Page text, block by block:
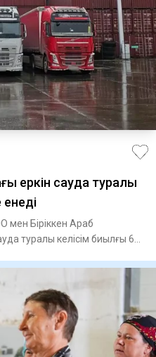
еркін сауда туралы
енеді
Біріккен Араб
туралы келісім биылғы 6